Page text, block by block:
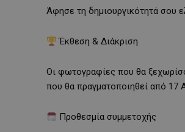
Άφησε τη δημιουργικότητά σου
Έκθεση & Διάκριση
Οι φωτογραφίες που θα
που θα πραγματοποιηθεί από 17
Προθεσμία συμμετοχής